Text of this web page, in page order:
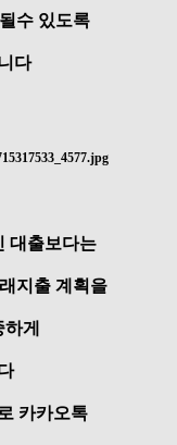
수 있도록
다
대출보다는
지출 계획을
게
카카오톡